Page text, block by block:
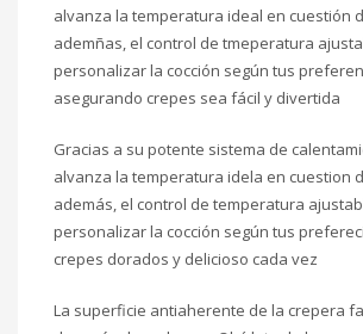
alvanza la temperatura ideal en cuestión
ademñas, el control de tmeperatura
personalizar la cocción según tus
asegurando crepes sea fácil y divertida
Gracias a su potente sistema de
alvanza la temperatura idela en cuestion
además, el control de temperatura
personalizar la cocción según tus
crepes dorados y delicioso cada vez
La superficie antiaherente de la crepera